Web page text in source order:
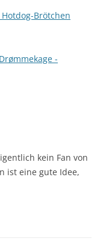
Brötchen
-
kein Fan von
ist eine gute Idee,